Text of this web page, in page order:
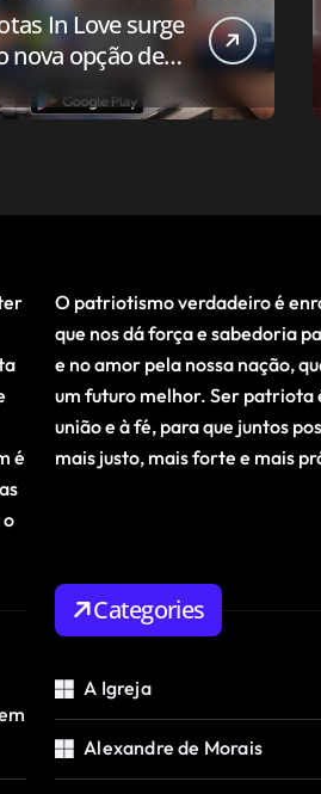
In Love surge
nova opção de
de
para o
é
o
O patriotismo verdadeiro é
que nos dá força e sabedoria
e no amor pela nossa nação,
um futuro melhor. Ser patriota
união e à fé, para que juntos
mais justo, mais forte e mais
Categories
A Igreja
Alexandre de Morais